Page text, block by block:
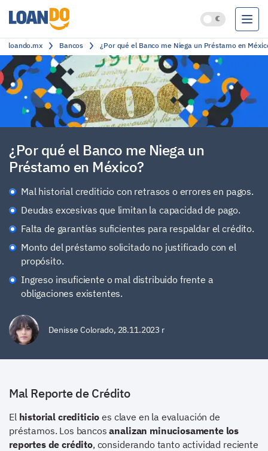
Préstamos
Créditos
Cuentas bancarias
Clasificación
loando.mx Bancos ¿Por qué el Banco me Niega un Préstamo en
¿Por qué el Banco me Niega un
Préstamo en México?
Mal historial crediticio con retrasos o errores en pagos.
Deudas excesivas que limitan la capacidad de pago.
Falta de garantías suficientes para respaldar el crédito.
Monto del préstamo solicitado no justificado con el
propósito.
Ingreso insuficiente o mal distribuido frente a
obligaciones existentes.
Denisse Colorado, 28.11.2023 r
Mal Reporte de Crédito
El historial crediticio es clave en la evaluación de
préstamos. Los bancosanalizan minuciosamente los
reportes de crédito, considerando tanto actividad reciente